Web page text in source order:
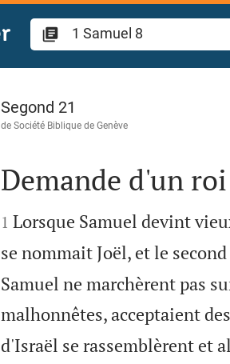
1 Samuel 8
Segond 21
de Société Biblique de Genève

Demande d'un

1 Lorsque Samuel devint
se nommait Joël, et le
Samuel ne marchèrent pas
malhonnêtes, acceptaient
d'Israël se rassemblèrent et